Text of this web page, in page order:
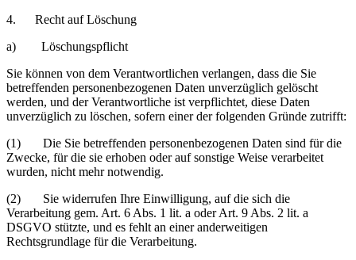
4. Recht auf Löschung
a) Löschungspflicht
Sie können von dem Verantwortlichen verlangen, dass die Sie
betreffenden personenbezogenen Daten unverzüglich gelöscht
werden, und der Verantwortliche ist verpflichtet, diese Daten
unverzüglich zu löschen, sofern einer der folgenden Gründe zutrifft:
(1) Die Sie betreffenden personenbezogenen Daten sind für die
Zwecke, für die sie erhoben oder auf sonstige Weise verarbeitet
wurden, nicht mehr notwendig.
(2) Sie widerrufen Ihre Einwilligung, auf die sich die
Verarbeitung gem. Art. 6 Abs. 1 lit. a oder Art. 9 Abs. 2 lit. a
DSGVO stützte, und es fehlt an einer anderweitigen
Rechtsgrundlage für die Verarbeitung.